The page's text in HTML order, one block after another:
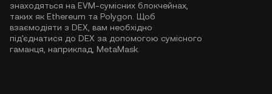
знаходяться на EVM-сумісних блокчейнах,
таких як Ethereum та Polygon . Щоб
взаємодіяти з DEX, вам необхідно
під'єднатися до DEX за допомогою сумісного
гаманця, наприклад, MetaMask.